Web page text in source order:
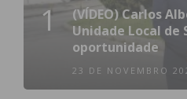
1
(VÍDEO) Carlos
Unidade Local de
oportunidade
23 DE NOVEMBRO